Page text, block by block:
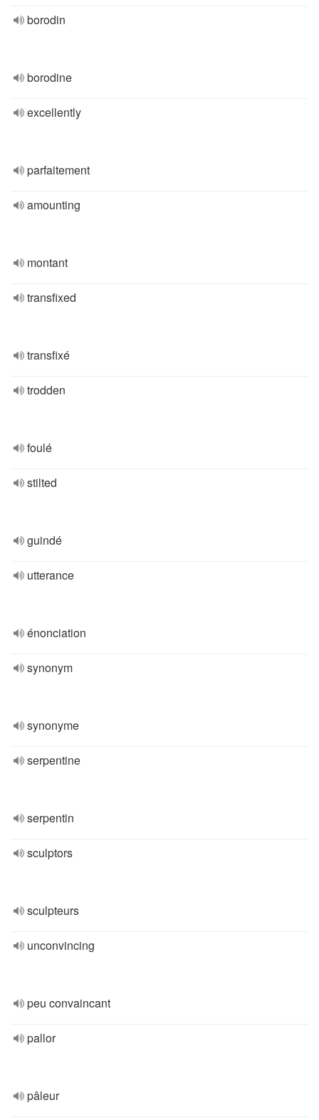
borodin
borodine
excellently
parfaitement
amounting
montant
transfixed
transfixé
trodden
foulé
stilted
guindé
utterance
énonciation
synonym
synonyme
serpentine
serpentin
sculptors
sculpteurs
unconvincing
peu convaincant
pallor
pâleur